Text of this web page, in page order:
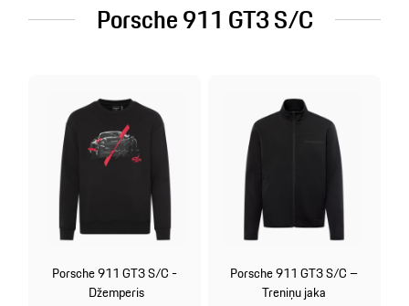
Porsche 911 GT3 S/C
Porsche 911 GT3 S/C -
Džemperis
Porsche 911 GT3 S/C –
Treniņu jaka